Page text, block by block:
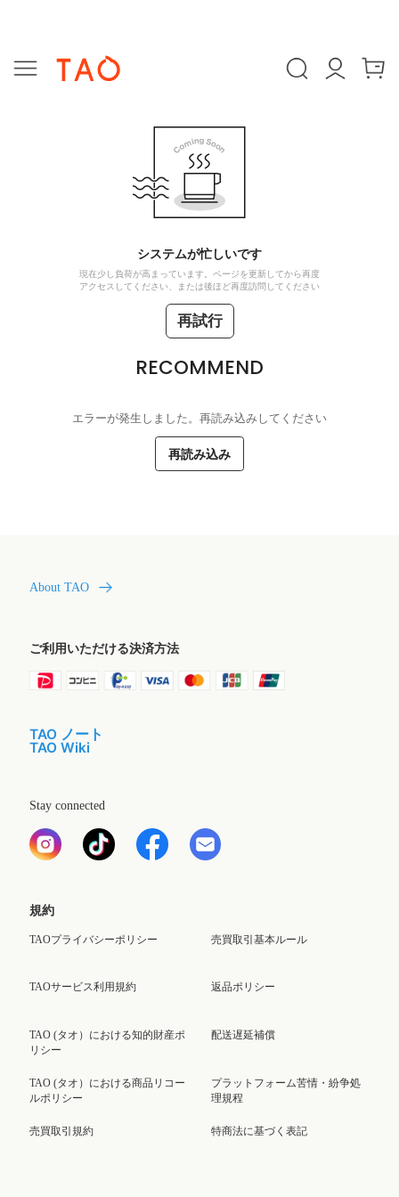
システムが忙しいです
現在少し負荷が高まっています。ページを更新してから再度
アクセスしてください、または後ほど再度訪問してください
再試行
RECOMMEND
エラーが発生しました。再読み込みしてください
再読み込み
About TAO
ご利用いただける決済方法
TAO ノート
TAO Wiki
Stay connected
規約
TAOプライバシーポリシー
TAOサービス利用規約
TAO (タオ）における知的財産ポ
リシー
TAO (タオ）における商品リコー
ルポリシー
売買取引規約
売買取引基本ルール
返品ポリシー
配送遅延補償
プラットフォーム苦情・紛争処
理規程
特商法に基づく表記